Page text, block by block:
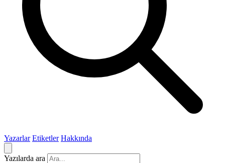
Yazarlar Etiketler Hakkında
Yazılarda ara